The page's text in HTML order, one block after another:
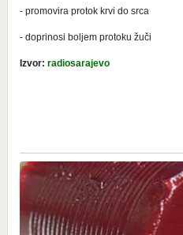
- promovira protok krvi do srca
- doprinosi boljem protoku žuči
Izvor: radiosarajevo